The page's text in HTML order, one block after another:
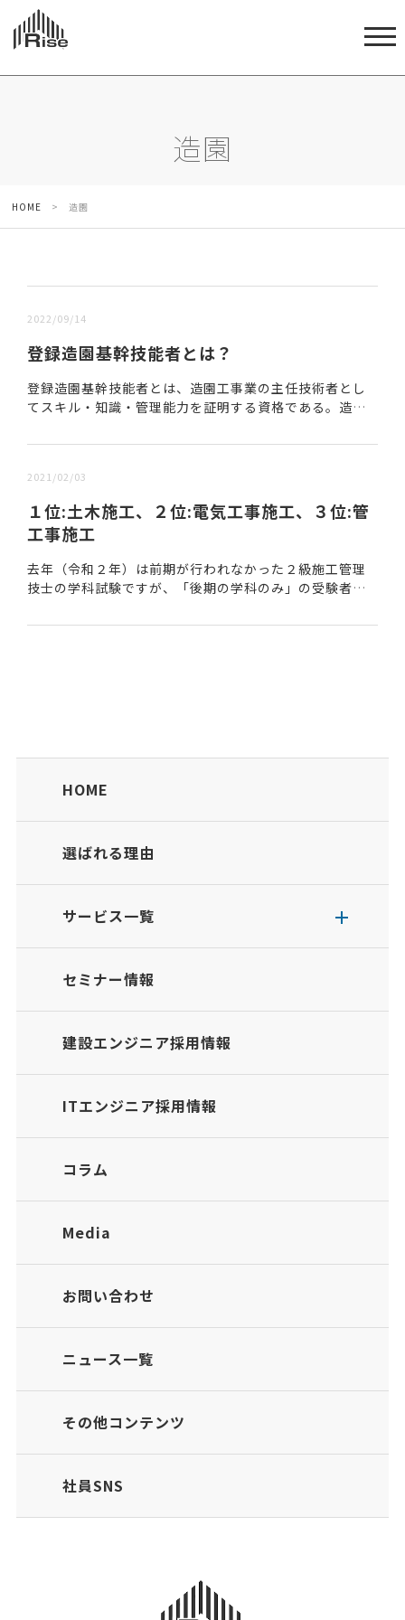
造園
HOME > 造園
2022/09/14
登録造園基幹技能者とは？
登録造園基幹技能者とは、造園工事業の主任技術者とし
てスキル・知識・管理能力を証明する資格である。造園
美的感性、そして施工現場のトータル的な管理能力が証...
2021/02/03
１位:土木施工、２位:電気工事施工、３位:管
工事施工
去年（令和２年）は前期が行われなかった２級施工管理
技士の学科試験ですが、「後期の学科のみ」の受験者
木の合格率は高いです。今年から技士補は１７歳以上な...
HOME
選ばれる理由
サービス一覧
セミナー情報
建設エンジニア採用情報
ITエンジニア採用情報
コラム
Media
お問い合わせ
ニュース一覧
その他コンテンツ
社員SNS